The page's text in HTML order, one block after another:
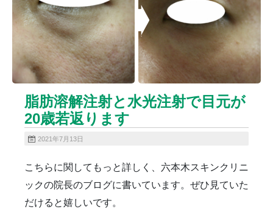
ニキビ痕の凹み（ニキビ痕のクレーター）オリジナル
ピーリング
ニキビ跡・凹みクレーター治療
ニキビ跡治療
ヒアルロン酸分解除去
ヒアルロン酸注入
ピアス
ブログ
プチ整形 ボトックス修正
ボトックス注射
マイクロボトックス
メディア
メディカルダイエット
保険診療・一般診療
毛穴用プラグピーリング
水光注射
注射・点滴
炭酸ガスレーザー
猫 癌
目の下のくま治療
美肌・アンチエイジング
脂肪溶解注射と水光注射で目元が
20歳若返ります
2021年7月13日
こちらに関してもっと詳しく、六本木スキンクリニ
ックの院長のブログに書いています。ぜひ見ていた
だけると嬉しいです。